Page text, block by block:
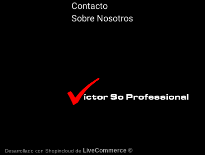
Contacto
Sobre Nosotros
Desarrollado con Shopincloud de LiveCommerce ©